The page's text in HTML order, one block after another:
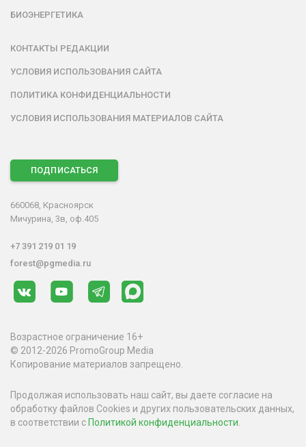
БИОЭНЕРГЕТИКА
КОНТАКТЫ РЕДАКЦИИ
УСЛОВИЯ ИСПОЛЬЗОВАНИЯ САЙТА
ПОЛИТИКА КОНФИДЕНЦИАЛЬНОСТИ
УСЛОВИЯ ИСПОЛЬЗОВАНИЯ МАТЕРИАЛОВ САЙТА
ПОДПИСАТЬСЯ
660068, Красноярск
Мичурина, 3в, оф.405
+7 391 219 01 19
forest@pgmedia.ru
Возрастное ограничение 16+
© 2012-2026 PromoGroup Media
Копирование материалов запрещено.
Продолжая использовать наш сайт, вы даете согласие на
обработку файлов Cookies и других пользовательских данных,
в соответствии с Политикой конфиденциальности